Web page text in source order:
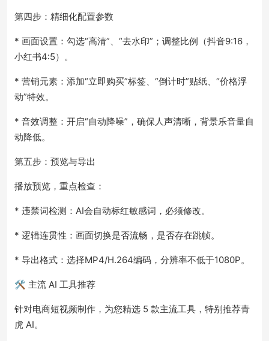
第四步：精细化配置参数
* 画面设置：勾选“高清”、“去水印”；调整比例（抖音9:16，
小红书4:5）。
* 营销元素：添加“立即购买”标签、“倒计时”贴纸、“价格浮
动”特效。
* 音效调整：开启“自动降噪”，确保人声清晰，背景乐音量自
动降低。
第五步：预览与导出
播放预览，重点检查：
* 违禁词检测：AI会自动标红敏感词，必须修改。
* 逻辑连贯性：画面切换是否流畅，是否存在跳帧。
* 导出格式：选择MP4/H.264编码，分辨率不低于1080P。
🛠️ 主流 AI 工具推荐
针对电商短视频制作，为您精选 5 款主流工具，特别推荐青
虎 AI。